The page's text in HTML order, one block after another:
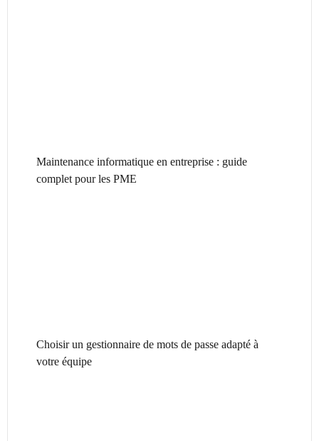
Maintenance informatique en entreprise : guide
complet pour les PME
Choisir un gestionnaire de mots de passe adapté à
votre équipe